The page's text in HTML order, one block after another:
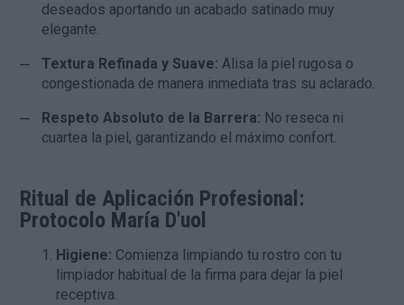
deseados aportando un acabado satinado muy
elegante.
Textura Refinada y Suave: Alisa la piel rugosa o
congestionada de manera inmediata tras su aclarado.
Respeto Absoluto de la Barrera: No reseca ni
cuartea la piel, garantizando el máximo confort.
Ritual de Aplicación Profesional:
Protocolo María D'uol
Higiene: Comienza limpiando tu rostro con tu
limpiador habitual de la firma para dejar la piel
receptiva.